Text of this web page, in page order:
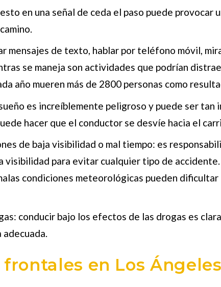
en una señal de ceda el paso puede
mensajes de texto, hablar por teléfono móvil,
se maneja son actividades que podrían
año mueren más de 2800 personas como
es increíblemente peligroso y puede ser
hacer que el conductor se desvíe hacia el
de baja visibilidad o mal tiempo: es
visibilidad para evitar cualquier tipo de
condiciones meteorológicas pueden
conducir bajo los efectos de las drogas es
en Los Ángeles